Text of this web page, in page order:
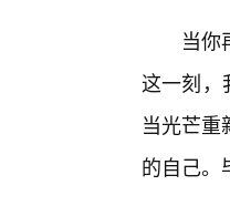
当你
这一刻，
当光芒重
的自己。